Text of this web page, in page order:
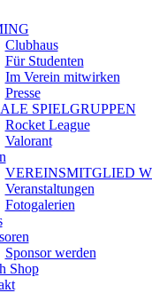
Clubhaus
Für Studenten
Im Verein mitwirken
Presse
SPIELGRUPPEN
Rocket League
Valorant
VEREINSMITGLIED
Veranstaltungen
Fotogalerien
Sponsor werden
Shop